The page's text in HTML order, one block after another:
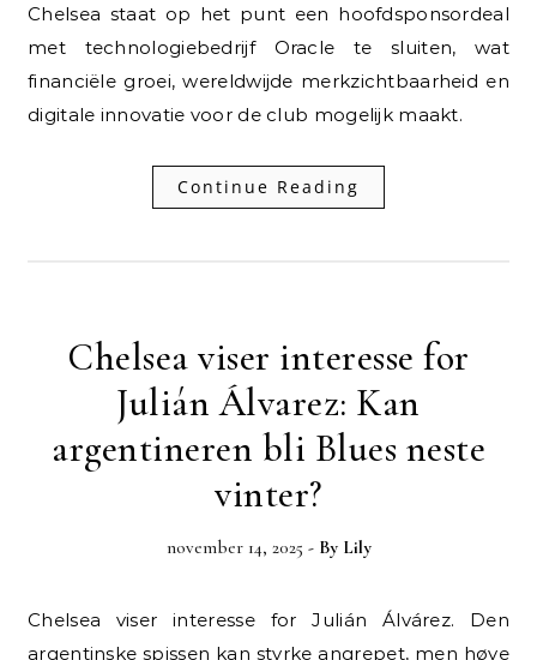
Chelsea staat op het punt een hoofdsponsordeal
met technologiebedrijf Oracle te sluiten, wat
financiële groei, wereldwijde merkzichtbaarheid en
digitale innovatie voor de club mogelijk maakt.
Continue Reading
Chelsea viser interesse for
Julián Álvarez: Kan
argentineren bli Blues neste
vinter?
november 14, 2025 - By Lily
Chelsea viser interesse for Julián Álvárez. Den
argentinske spissen kan styrke angrepet, men høye